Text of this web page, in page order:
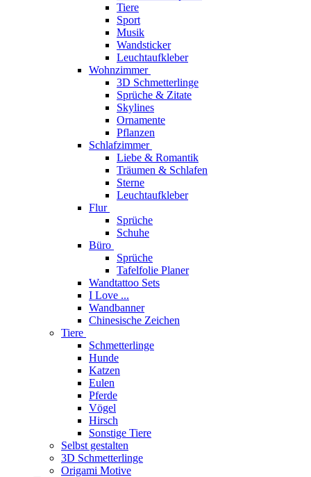
Tiere
Sport
Musik
Wandsticker
Leuchtaufkleber
Wohnzimmer
3D Schmetterlinge
Sprüche & Zitate
Skylines
Ornamente
Pflanzen
Schlafzimmer
Liebe & Romantik
Träumen & Schlafen
Sterne
Leuchtaufkleber
Flur
Sprüche
Schuhe
Büro
Sprüche
Tafelfolie Planer
Wandtattoo Sets
I Love ...
Wandbanner
Chinesische Zeichen
Tiere
Schmetterlinge
Hunde
Katzen
Eulen
Pferde
Vögel
Hirsch
Sonstige Tiere
Selbst gestalten
3D Schmetterlinge
Origami Motive